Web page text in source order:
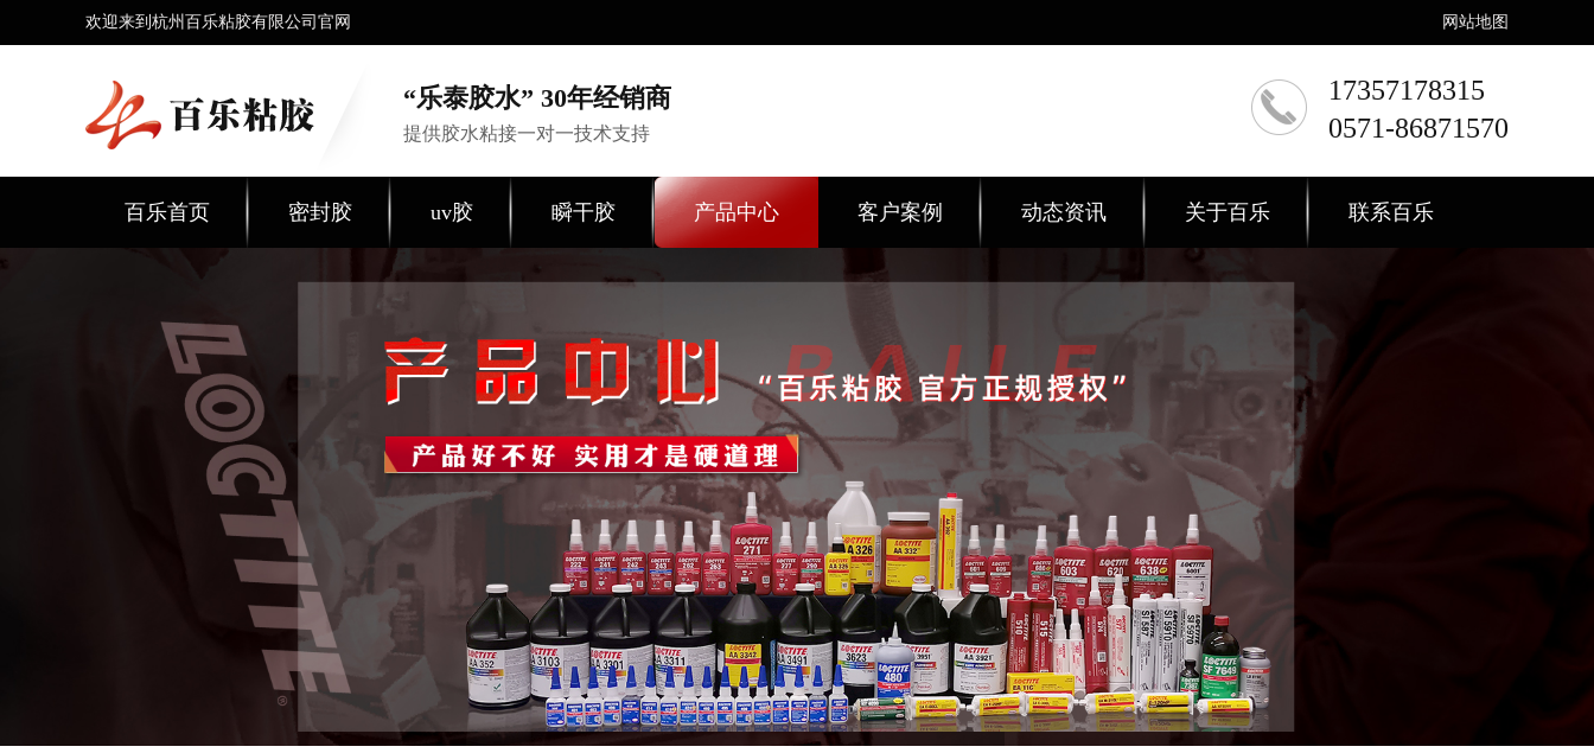
欢迎来到杭州百乐粘胶有限公司官网 网站地图
“乐泰胶水” 30年经销商
提供胶水粘接一对一技术支持
17357178315
0571-86871570
百乐首页 密封胶 uv胶 瞬干胶 产品中心 客户案例 动态资讯 关于百乐 联系百乐